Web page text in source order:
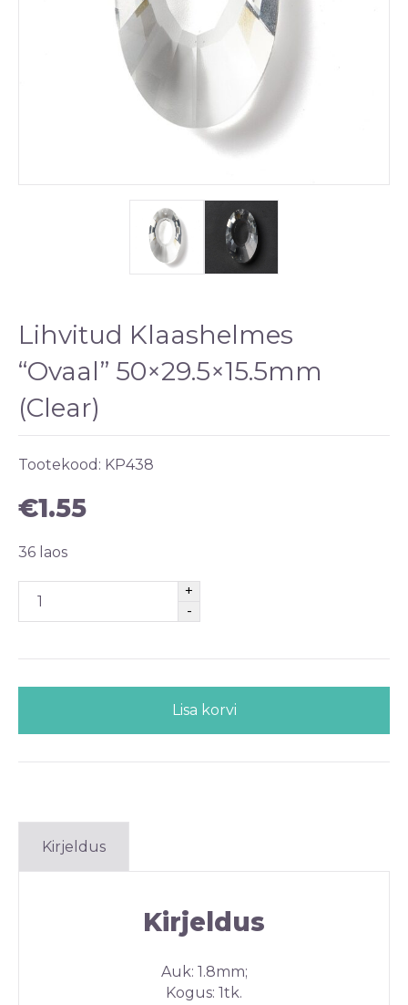
Lihvitud Klaashelmes
“Ovaal” 50×29.5×15.5mm
(Clear)
Tootekood: KP438
€1.55
36 laos
Lisa korvi
Kirjeldus
Kirjeldus
Auk: 1.8mm;
Kogus: 1tk.